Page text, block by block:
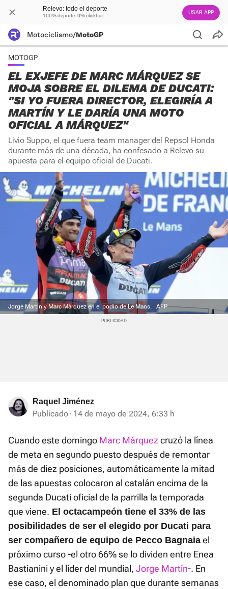
Relevo: todo el deporte
100% deporte. 0% clickbait USAR APP
Motociclismo/MotoGP
MOTOGP
EL EXJEFE DE MARC MÁRQUEZ SE
MOJA SOBRE EL DILEMA DE DUCATI:
"SI YO FUERA DIRECTOR, ELEGIRÍA A
MARTÍN Y LE DARÍA UNA MOTO
OFICIAL A MÁRQUEZ"
Livio Suppo, el que fuera team manager del Repsol Honda
durante más de una década, ha confesado a Relevo su
apuesta para el equipo oficial de Ducati.
Jorge Martín y Marc Márquez en el podio de Le Mans. AFP
Raquel Jiménez
Publicado 14 de mayo de 2024, 6:33 h
Cuando este domingo Marc Márquez cruzó la línea
de meta en segundo puesto después de remontar
más de diez posiciones, automáticamente la mitad
de las apuestas colocaron al catalán encima de la
segunda Ducati oficial de la parrilla la temporada
que viene. El octacampeón tiene el 33% de las
posibilidades de ser el elegido por Ducati para
ser compañero de equipo de Pecco Bagnaia el
próximo curso -el otro 66% se lo dividen entre Enea
Bastianini y el líder del mundial, Jorge Martín-. En
ese caso, el denominado plan que durante semanas